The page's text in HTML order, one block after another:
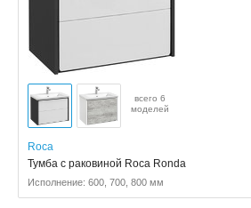
всего 6
моделей
Roca
Тумба c раковиной Roca Ronda
Исполнение: 600, 700, 800 мм